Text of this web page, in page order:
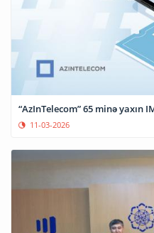
“AzInTelecom” 65 minə yaxın
11-03-2026